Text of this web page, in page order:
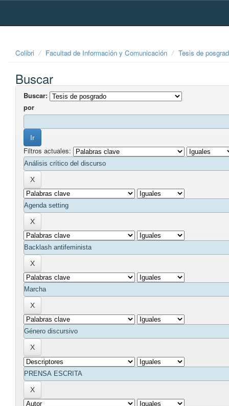
Skip
Colibri Facultad de Información y Comunicación Tesis de
Buscar
Buscar:
por
Filtros actuales: